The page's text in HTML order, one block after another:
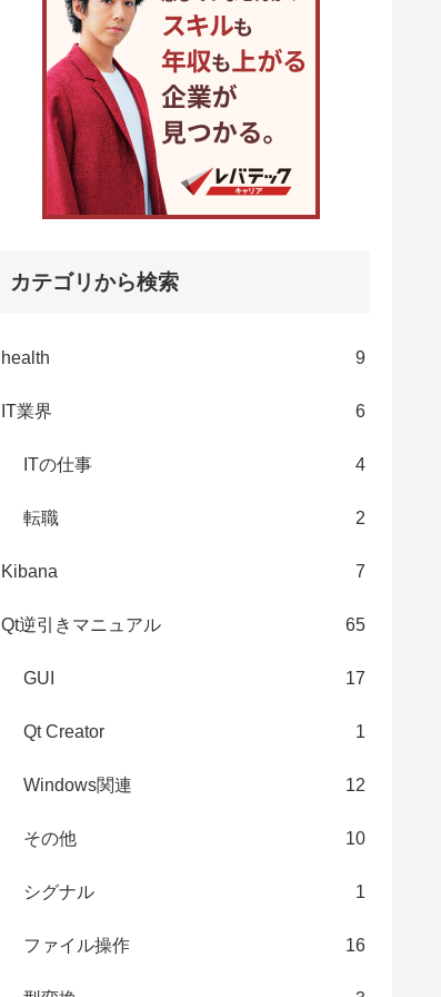
カテゴリから検索
health 9
IT業界 6
ITの仕事 4
転職 2
Kibana 7
Qt逆引きマニュアル 65
GUI 17
Qt Creator 1
Windows関連 12
その他 10
シグナル 1
ファイル操作 16